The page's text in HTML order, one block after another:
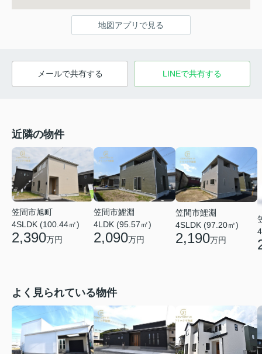
地図アプリで見る
メールで共有する LINEで共有する
近隣の物件
笠間市旭町
4SLDK (100.44㎡)
2,390万円
笠間市鯉淵
4LDK (95.57㎡)
2,090万円
笠間市鯉淵
4SLDK (97.20㎡)
2,190万円
よく見られている物件